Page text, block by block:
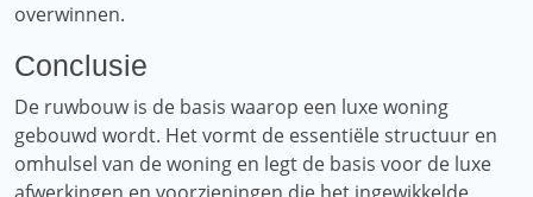
overwinnen.
Conclusie
De ruwbouw is de basis waarop een luxe woning
gebouwd wordt. Het vormt de essentiële structuur en
omhulsel van de woning en legt de basis voor de luxe